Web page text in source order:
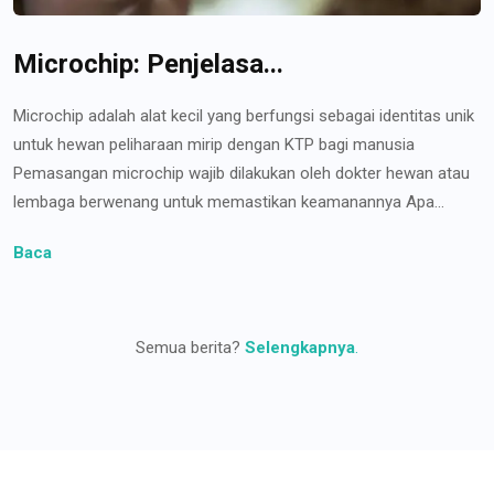
Microchip: Penjelasa...
Microchip adalah alat kecil yang berfungsi sebagai identitas unik
untuk hewan peliharaan mirip dengan KTP bagi manusia
Pemasangan microchip wajib dilakukan oleh dokter hewan atau
lembaga berwenang untuk memastikan keamanannya Apa...
Baca
Semua berita? Selengkapnya